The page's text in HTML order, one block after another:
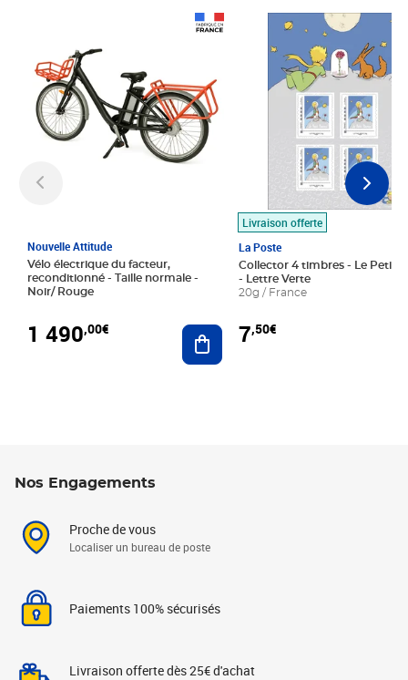
Nouvelle Attitude
Vélo électrique du facteur,
reconditionné - Taille normale -
Noir/ Rouge
1 490,00€ Ajouter au panier
Livraison offerte
La Poste
Collector 4 timbres - Le Petit
- Lettre Verte
20g / France
7,50€
Prix 7,50€
Nos Engagements
Proche de vous
Localiser un bureau de poste
Paiements 100% sécurisés
Livraison offerte dès 25€ d'achat